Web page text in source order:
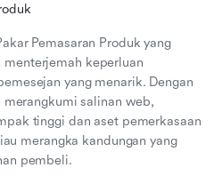
Pemasaran Produk yang
keperluan
yang menarik. Dengan
salinan web,
tinggi dan aset pemerkasaan
merangka kandungan yang
pembeli.